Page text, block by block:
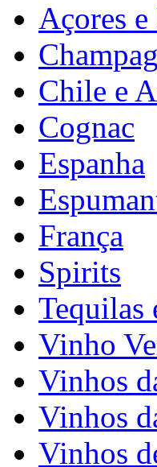
Açores
Chile e
Cognac
Espanha
França
Spirits
Tequilas
Vinho
Vinhos
Vinhos
Vinhos